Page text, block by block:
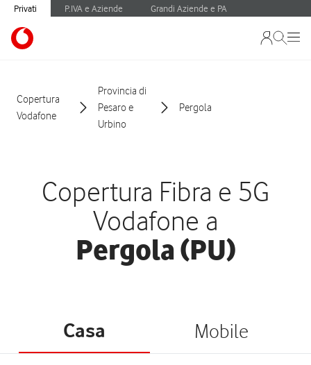
Privati P.IVA e Aziende Grandi Aziende e PA
Copertura
Vodafone
Provincia di
Pesaro e
Urbino
Pergola
Copertura Fibra e 5G
Vodafone a
Pergola (PU)
Casa Mobile